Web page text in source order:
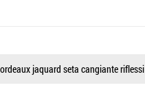
jaquard seta cangiante riflessi